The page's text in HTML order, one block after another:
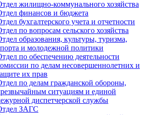
жилищно-коммунального хозяйства
финансов и бюджета
бухгалтерского учета и отчетности
по вопросам сельского хозяйства
образования, культуры, туризма,
и молодежной политики
по обеспечению деятельности
по делам несовершеннолетних и
их прав
по делам гражданской обороны,
ситуациям и единой
диспетчерской службы
ЗАГС